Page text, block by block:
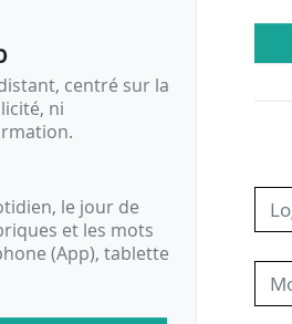
centré sur la
ni
le jour de
et les mots
(App), tablette